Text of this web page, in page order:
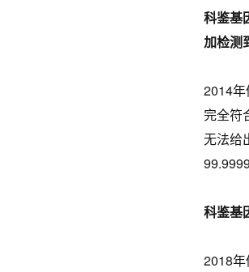
科鉴基
加检测
2014
完全符
无法给
科鉴基
2018年